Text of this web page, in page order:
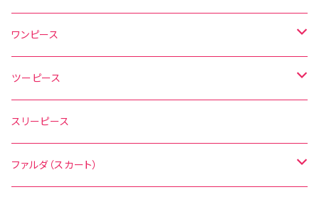
ワンピース
水玉
花柄
無地
ツーピース
水玉
花柄
スリーピース
ファルダ（スカート）